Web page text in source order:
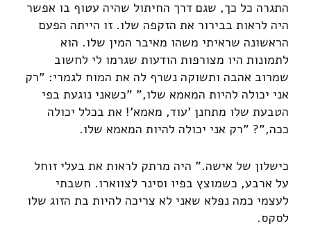
התגרה כל כך, שגם דרך החיתול שהיה עטוף בו אפשר
היה לראות בבירור את הזקפה שלו. זו הייתה הפעם
הראשונה שראיתי משהו מאיבר המין שלו. הוא
לתמונות היו מצורפות הודעות שגרמו לי לחשוב
שמרוב אהבה ותשוקה נשרף לה את המוח לגמרי: "רק
אני יכולה להיות המאמא שלו," "כשאני נוגעת בפי
הטבעת שלו מתחנן 'עוד, מאמא'! את בכלל יכולה
ככה,"? "רק אני יכולה להיות המאמא שלו.
כישלון של אישה." היה מרתק לראות את בעלי זוחל
על ארבע, כשמוצץ בפיו וסינר לצווארו. חשבתי
לעצמי כמה נפלא שאני לא צריכה להיות בת הזוג שלו
לסקס.